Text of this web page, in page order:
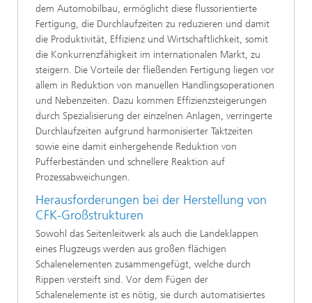
dem Automobilbau, ermöglicht diese flussorientierte
Fertigung, die Durchlaufzeiten zu reduzieren und damit
die Produktivität, Effizienz und Wirtschaftlichkeit, somit
die Konkurrenzfähigkeit im internationalen Markt, zu
steigern. Die Vorteile der fließenden Fertigung liegen vor
allem in Reduktion von manuellen Handlingsoperationen
und Nebenzeiten. Dazu kommen Effizienzsteigerungen
durch Spezialisierung der einzelnen Anlagen, verringerte
Durchlaufzeiten aufgrund harmonisierter Taktzeiten
sowie eine damit einhergehende Reduktion von
Pufferbeständen und schnellere Reaktion auf
Prozessabweichungen.
Herausforderungen bei der Herstellung von
CFK-Großstrukturen
Sowohl das Seitenleitwerk als auch die Landeklappen
eines Flugzeugs werden aus großen flächigen
Schalenelementen zusammengefügt, welche durch
Rippen versteift sind. Vor dem Fügen der
Schalenelemente ist es nötig, sie durch automatisiertes